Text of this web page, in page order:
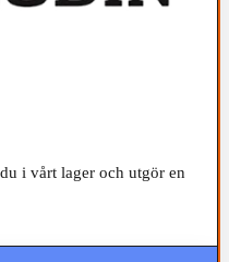
i vårt lager och utgör en